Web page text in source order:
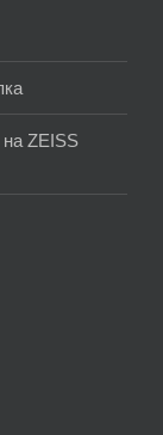
на ZEISS